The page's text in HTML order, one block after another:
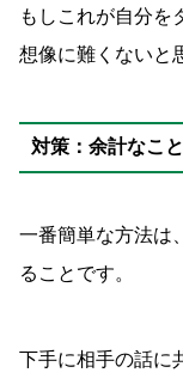
もしこれが自分を
想像に難くないと
対策：余計なこ
一番簡単な方法は
ることです。
下手に相手の話に